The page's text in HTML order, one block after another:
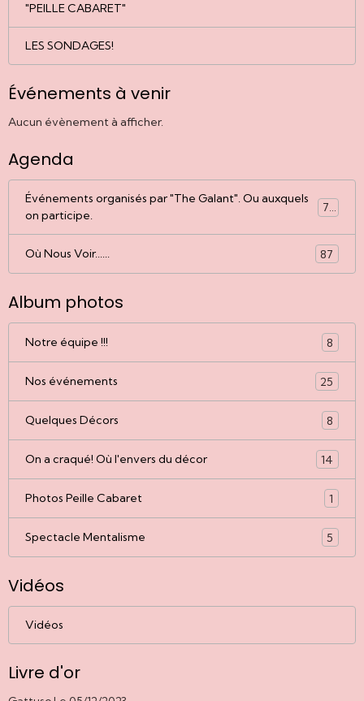
"PEILLE CABARET"
LES SONDAGES!
Événements à venir
Aucun évènement à afficher.
Agenda
Événements organisés par "The Galant". Ou auxquels
on participe.
77
Où Nous Voir...... 87
Album photos
Notre équipe !!! 8
Nos événements 25
Quelques Décors 8
On a craqué! Où l'envers du décor 14
Photos Peille Cabaret 1
Spectacle Mentalisme 5
Vidéos
Vidéos
Livre d'or